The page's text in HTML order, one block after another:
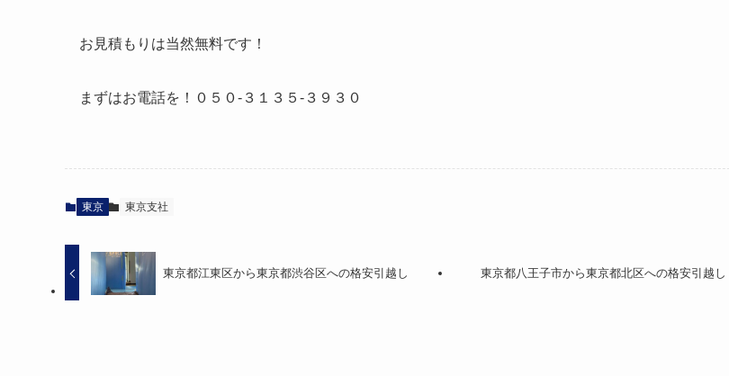
お見積もりは当然無料です！
まずはお電話を！０５０-３１３５-３９３０
東京 東京支社
東京都江東区から東京都渋谷区への格安引越し 東京都八王子市から東京都北区への格安引越し